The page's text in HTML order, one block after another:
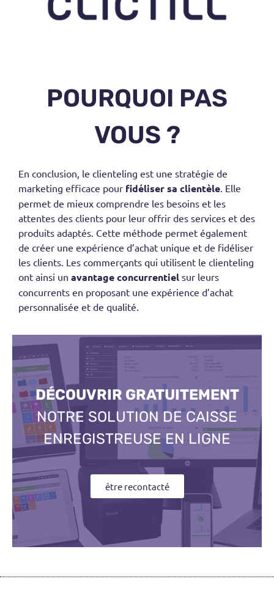
POURQUOI PAS
VOUS ?
En conclusion, le clienteling est une stratégie de
marketing efficace pour fidéliser sa clientèle . Elle
permet de mieux comprendre les besoins et les
attentes des clients pour leur offrir des services et des
produits adaptés. Cette méthode permet également
de créer une expérience d’achat unique et de fidéliser
les clients. Les commerçants qui utilisent le clienteling
ont ainsi un avantage concurrentiel sur leurs
concurrents en proposant une expérience d’achat
personnalisée et de qualité.
DÉCOUVRIR GRATUITEMENT
NOTRE SOLUTION DE CAISSE
ENREGISTREUSE EN LIGNE
être recontacté